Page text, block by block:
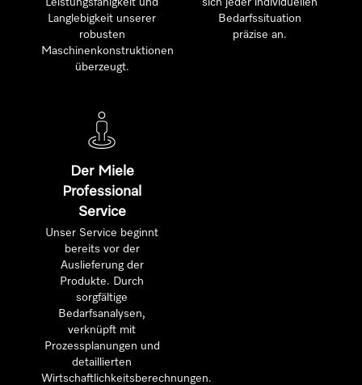
Langlebigkeit unserer
robusten
Maschinenkonstruktionen
überzeugt.
Bedarfssituation
präzise an.
Der Miele
Professional
Service
Unser Service beginnt
bereits vor der
Auslieferung der
Produkte. Durch
sorgfältige
Bedarfsanalysen,
verknüpft mit
Prozessplanungen und
detaillierten
Wirtschaftlichkeitsberechnungen.